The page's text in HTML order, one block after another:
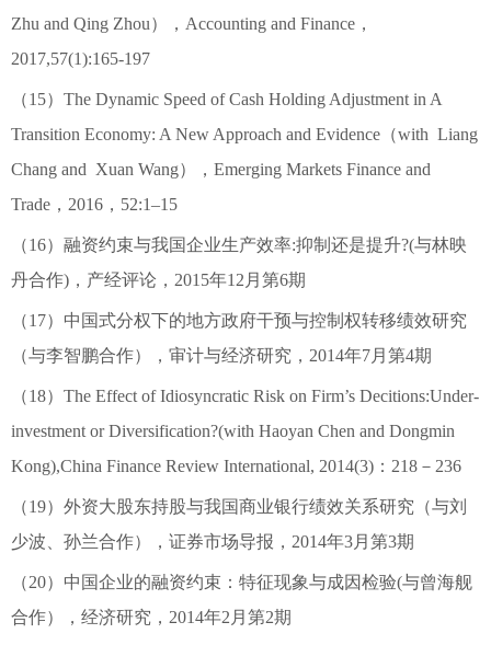
Zhu and Qing Zhou），Accounting and Finance，
2017,57(1):165-197
（15）The Dynamic Speed of Cash Holding Adjustment in A
Transition Economy: A New Approach and Evidence（with Liang
Chang and Xuan Wang），Emerging Markets Finance and
Trade，2016，52:1–15
（16）融资约束与我国企业生产效率:抑制还是提升?(与林映
丹合作)，产经评论，2015年12月第6期
（17）中国式分权下的地方政府干预与控制权转移绩效研究
（与李智鹏合作），审计与经济研究，2014年7月第4期
（18）The Effect of Idiosyncratic Risk on Firm’s Decitions:Under-
investment or Diversification?(with Haoyan Chen and Dongmin
Kong),China Finance Review International, 2014(3)：218－236
（19）外资大股东持股与我国商业银行绩效关系研究（与刘
少波、孙兰合作），证券市场导报，2014年3月第3期
（20）中国企业的融资约束：特征现象与成因检验(与曾海舰
合作），经济研究，2014年2月第2期